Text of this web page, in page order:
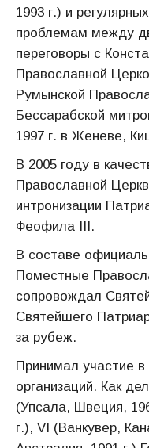
1993 г.) и
проблемам между
переговоры с
Православной
Румынской
Бессарабской
1997 г. в Женеве,
В 2005 году в
Православной
интронизации
Феофила III.
В составе
Поместные
сопровождал
Святейшего
за рубеж.
Принимал участие
организаций. Как
(Упсала, Швеция,
г.), VI (Ванкувер,